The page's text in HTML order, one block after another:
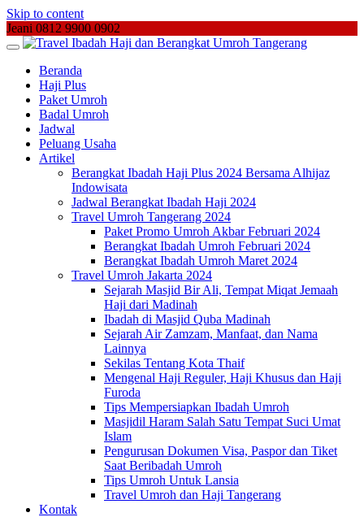
Skip to content
Jeani 0812 9900 0902
Beranda
Haji Plus
Paket Umroh
Badal Umroh
Jadwal
Peluang Usaha
Artikel
Berangkat Ibadah Haji Plus 2024 Bersama Alhijaz
Indowisata
Jadwal Berangkat Ibadah Haji 2024
Travel Umroh Tangerang 2024
Paket Promo Umroh Akbar Februari 2024
Berangkat Ibadah Umroh Februari 2024
Berangkat Ibadah Umroh Maret 2024
Travel Umroh Jakarta 2024
Sejarah Masjid Bir Ali, Tempat Miqat Jemaah
Haji dari Madinah
Ibadah di Masjid Quba Madinah
Sejarah Air Zamzam, Manfaat, dan Nama
Lainnya
Sekilas Tentang Kota Thaif
Mengenal Haji Reguler, Haji Khusus dan Haji
Furoda
Tips Mempersiapkan Ibadah Umroh
Masjidil Haram Salah Satu Tempat Suci Umat
Islam
Pengurusan Dokumen Visa, Paspor dan Tiket
Saat Beribadah Umroh
Tips Umroh Untuk Lansia
Travel Umroh dan Haji Tangerang
Kontak